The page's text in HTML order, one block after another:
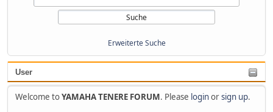
Erweiterte Suche
User
Welcome toYAMAHA TENERE FORUM. Please loginorsign up.